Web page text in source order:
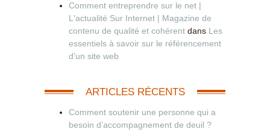
Comment entreprendre sur le net |
L'actualité Sur Internet | Magazine de
contenu de qualité et cohérent dans Les
essentiels à savoir sur le référencement
d’un site web
ARTICLES RÉCENTS
Comment soutenir une personne qui a
besoin d’accompagnement de deuil ?